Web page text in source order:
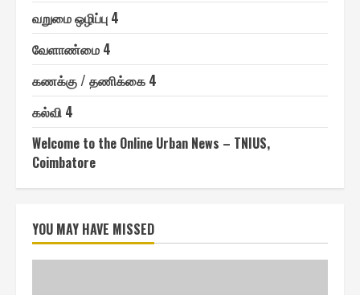
வறுமை ஒழிப்பு 4
வேளாண்மை 4
௧ணக்கு / தணிக்கை 4
௧ல்வி 4
Welcome to the Online Urban News – TNIUS,
Coimbatore
YOU MAY HAVE MISSED